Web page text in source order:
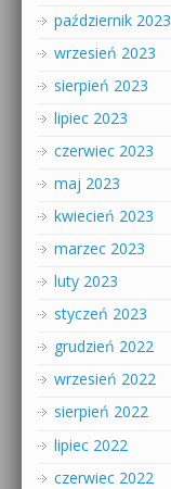
październik 2023
wrzesień 2023
sierpień 2023
lipiec 2023
czerwiec 2023
maj 2023
kwiecień 2023
marzec 2023
luty 2023
styczeń 2023
grudzień 2022
wrzesień 2022
sierpień 2022
lipiec 2022
czerwiec 2022